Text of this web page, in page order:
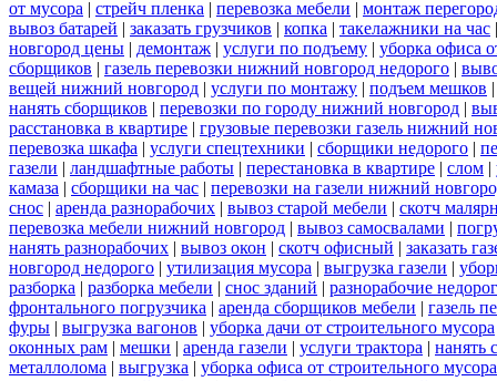
от мусора | стрейч пленка | перевозка мебели | монтаж
вывоз батарей | заказать грузчиков | копка | такелажники на час
новгород цены | демонтаж | услуги по подъему | уборка офиса
сборщиков | газель перевозки нижний новгород недорого |
вещей нижний новгород | услуги по монтажу | подъем мешков
нанять сборщиков | перевозки по городу нижний новгород |
расстановка в квартире | грузовые перевозки газель нижний
перевозка шкафа | услуги спецтехники | сборщики недорого |
газели | ландшафтные работы | перестановка в квартире | слом |
камаза | сборщики на час | перевозки на газели нижний
снос | аренда разнорабочих | вывоз старой мебели | скотч
перевозка мебели нижний новгород | вывоз самосвалами |
нанять разнорабочих | вывоз окон | скотч офисный | заказать
новгород недорого | утилизация мусора | выгрузка газели |
разборка | разборка мебели | снос зданий | разнорабочие
фронтального погрузчика | аренда сборщиков мебели | газель
фуры | выгрузка вагонов | уборка дачи от строительного мусора
оконных рам | мешки | аренда газели | услуги трактора | нанять
металлолома | выгрузка | уборка офиса от строительного мусора